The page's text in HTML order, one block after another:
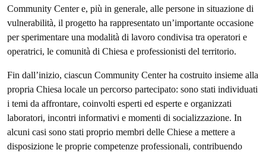
Community Center e, più in generale, alle persone in situazione di
vulnerabilità, il progetto ha rappresentato un’importante occasione
per sperimentare una modalità di lavoro condivisa tra operatori e
operatrici, le comunità di Chiesa e professionisti del territorio.
Fin dall’inizio, ciascun Community Center ha costruito insieme alla
propria Chiesa locale un percorso partecipato: sono stati individuati
i temi da affrontare, coinvolti esperti ed esperte e organizzati
laboratori, incontri informativi e momenti di socializzazione. In
alcuni casi sono stati proprio membri delle Chiese a mettere a
disposizione le proprie competenze professionali, contribuendo